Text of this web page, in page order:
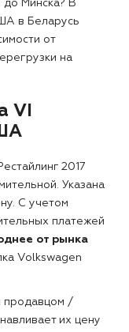
до Минска? В
в Беларусь
от
на
VI
2017
Указана
С учетом
платежей
от рынка
Volkswagen
продавцом /
их цену